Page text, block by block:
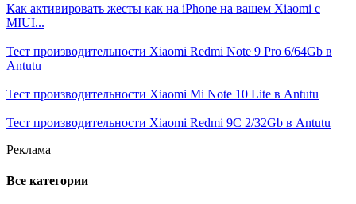
Как активировать жесты как на iPhone на вашем Xiaomi с
MIUI...
Тест производительности Xiaomi Redmi Note 9 Pro 6/64Gb в
Antutu
Тест производительности Xiaomi Mi Note 10 Lite в Antutu
Тест производительности Xiaomi Redmi 9C 2/32Gb в Antutu
Реклама
Все категории